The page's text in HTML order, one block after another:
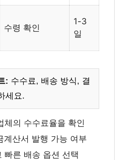
수령 확인
1-3
일
: 수수료, 배송 방식, 결
세요.
체의 수수료율을 확인
계산서 발행 가능 여부
빠른 배송 옵션 선택